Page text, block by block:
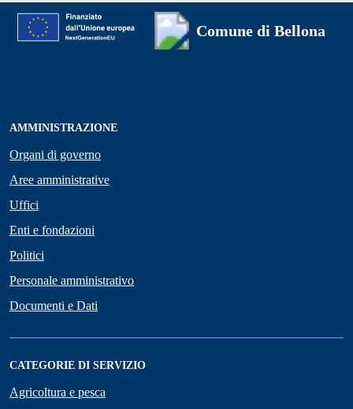
Comune di Bellona
AMMINISTRAZIONE
Organi di governo
Aree amministrative
Uffici
Enti e fondazioni
Politici
Personale amministrativo
Documenti e Dati
CATEGORIE DI SERVIZIO
Agricoltura e pesca